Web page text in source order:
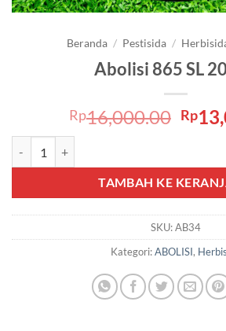
Beranda / Pestisida /
Abolisi 865 SL
Rp16,000.00 Rp
TAMBAH KE
SKU:AB34
Kategori:ABOLISI,